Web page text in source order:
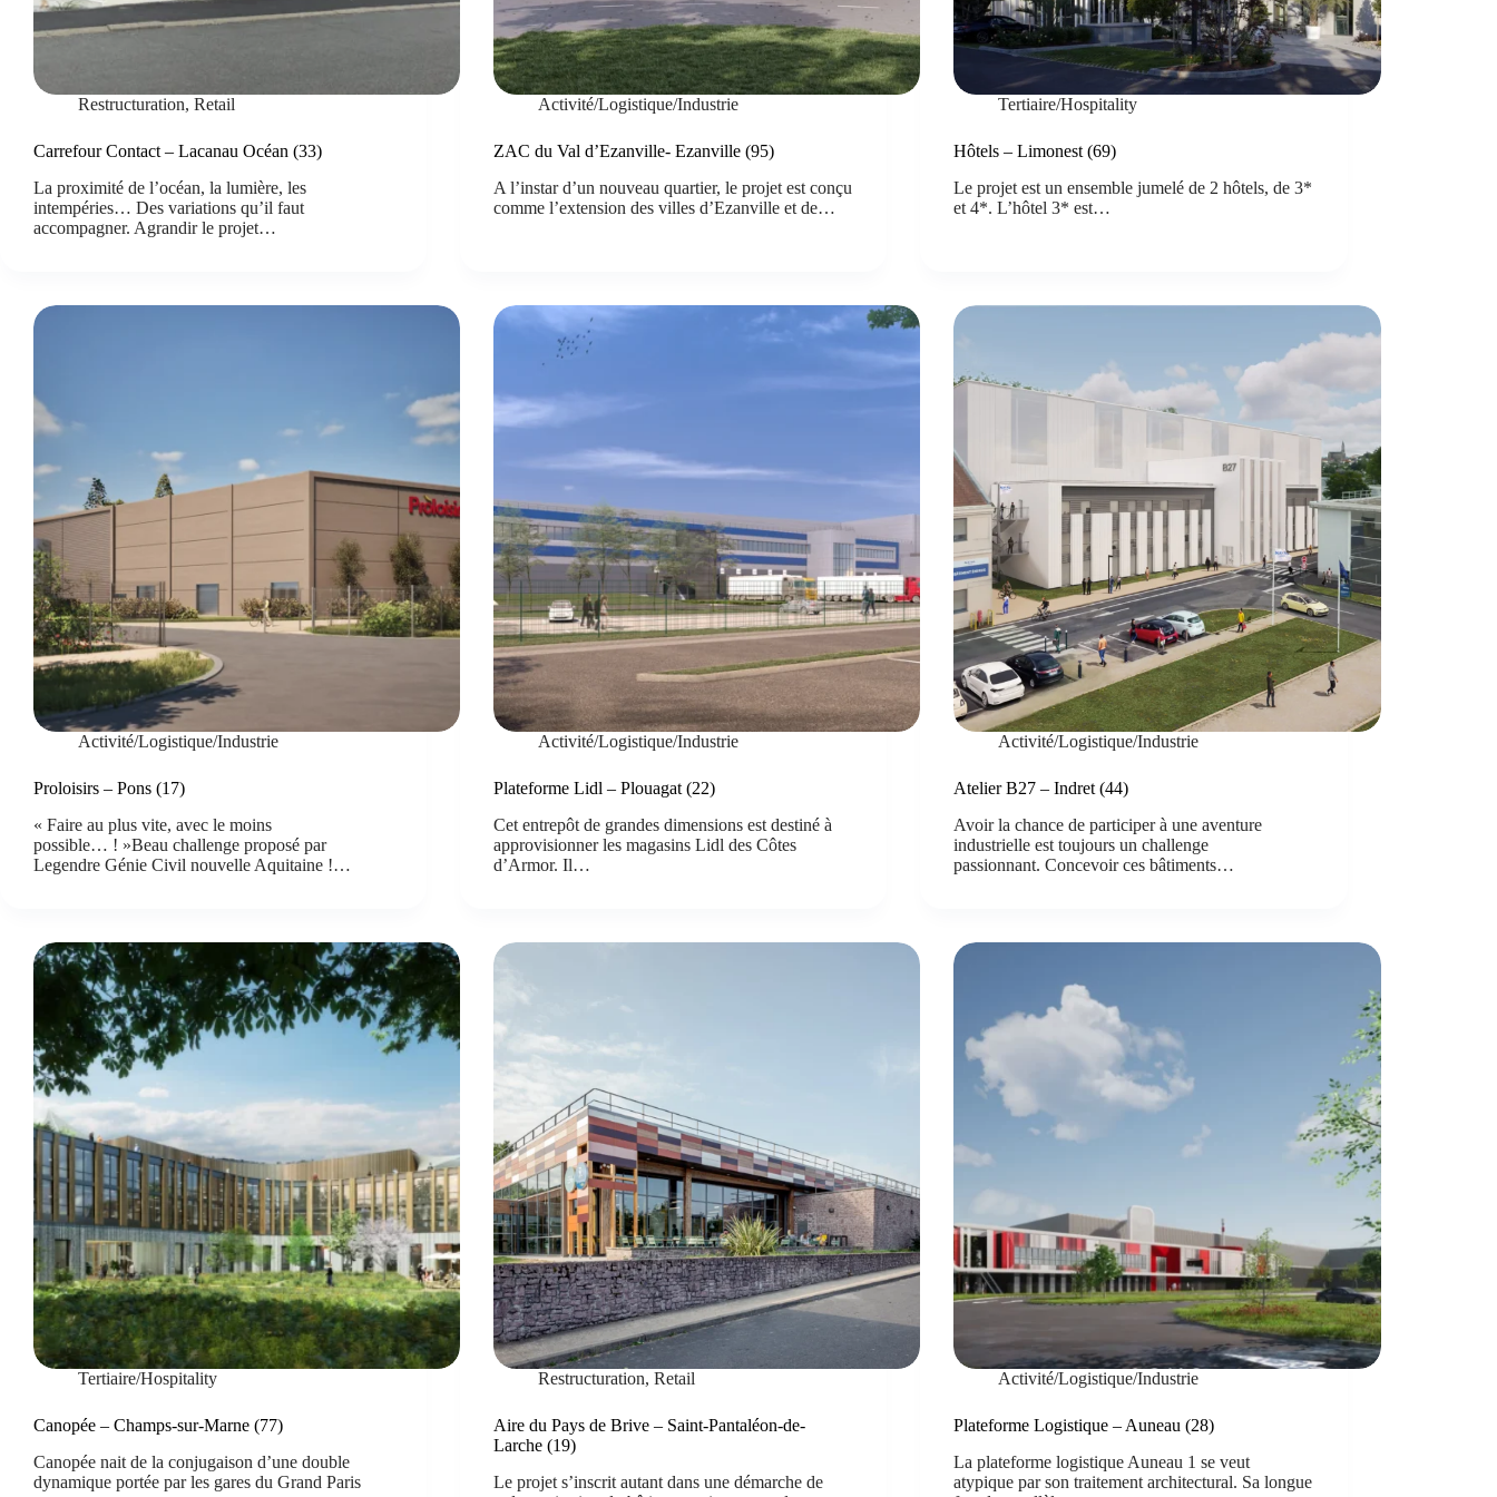
Restructuration, Retail
Carrefour Contact – Lacanau Océan (33)
La proximité de l’océan, la lumière, les
intempéries… Des variations qu’il faut
accompagner. Agrandir le projet…
Activité/Logistique/Industrie
ZAC du Val d’Ezanville- Ezanville (95)
A l’instar d’un nouveau quartier, le projet est conçu
comme l’extension des villes d’Ezanville et de…
Tertiaire/Hospitality
Hôtels – Limonest (69)
Le projet est un ensemble jumelé de 2 hôtels, de 3*
et 4*. L’hôtel 3* est…
Activité/Logistique/Industrie
Proloisirs – Pons (17)
« Faire au plus vite, avec le moins
possible… ! »Beau challenge proposé par
Legendre Génie Civil nouvelle Aquitaine !…
Activité/Logistique/Industrie
Plateforme Lidl – Plouagat (22)
Cet entrepôt de grandes dimensions est destiné à
approvisionner les magasins Lidl des Côtes
d’Armor. Il…
Activité/Logistique/Industrie
Atelier B27 – Indret (44)
Avoir la chance de participer à une aventure
industrielle est toujours un challenge
passionnant. Concevoir ces bâtiments…
Tertiaire/Hospitality
Canopée – Champs-sur-Marne (77)
Canopée nait de la conjugaison d’une double
dynamique portée par les gares du Grand Paris
Restructuration,Retail
Aire du Pays de Brive – Saint-Pantaléon-de-
Larche (19)
Le projet s’inscrit autant dans une démarche de
Activité/Logistique/Industrie
Plateforme Logistique – Auneau (28)
La plateforme logistique Auneau 1 se veut
atypique par son traitement architectural. Sa longue